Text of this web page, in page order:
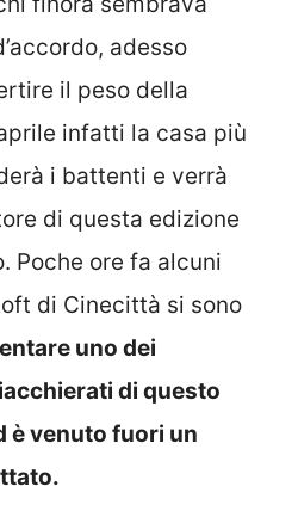
adesso
il peso della
infatti la casa più
i battenti e verrà
di questa edizione
Poche ore fa alcuni
di Cinecittà si sono
uno dei
di questo
è venuto fuori un